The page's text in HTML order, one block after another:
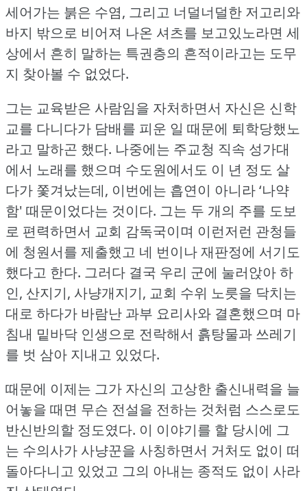
세어가는 붉은 수염, 그리고 너덜너덜한 저고리와
바지 밖으로 비어져 나온 셔츠를 보고있노라면 세
상에서 흔히 말하는 특권층의 흔적이라고는 도무
지 찾아볼 수 없었다.
그는 교육받은 사람임을 자처하면서 자신은 신학
교를 다니다가 담배를 피운 일 때문에 퇴학당했노
라고 말하곤 했다. 나중에는 주교청 직속 성가대
에서 노래를 했으며 수도원에서도 이 년 정도 살
다가 쫓겨났는데, 이번에는 흡연이 아니라 ‘나약
함' 때문이었다는 것이다. 그는 두 개의 주를 도보
로 편력하면서 교회 감독국이며 이런저런 관청들
에 청원서를 제출했고 네 번이나 재판정에 서기도
했다고 한다. 그러다 결국 우리 군에 눌러앉아 하
인, 산지기, 사냥개지기, 교회 수위 노릇을 닥치는
대로 하다가 바람난 과부 요리사와 결혼했으며 마
침내 밑바닥 인생으로 전락해서 흙탕물과 쓰레기
를 벗 삼아 지내고 있었다.
때문에 이제는 그가 자신의 고상한 출신내력을 늘
어놓을 때면 무슨 전설을 전하는 것처럼 스스로도
반신반의할 정도였다. 이 이야기를 할 당시에 그
는 수의사가 사냥꾼을 사칭하면서 거처도 없이 떠
돌아다니고 있었고 그의 아내는 종적도 없이 사라